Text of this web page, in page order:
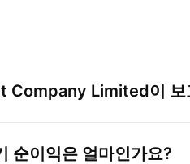
Company Limited이
순이익은 얼마인가요?